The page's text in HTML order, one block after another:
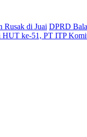
Rusak di Juai DPRD
HUT ke-51, PT ITP